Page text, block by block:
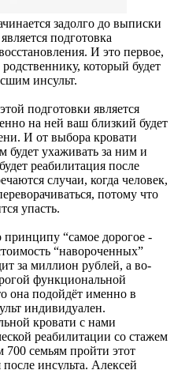
задолго до выписки
подготовка
И это первое,
который будет
инсульт.
подготовки является
на ней ваш близкий будет
И от выбора кровати
будет ухаживать за ним и
реабилитация после
случаи, когда человек,
потому что
упасть.
“самое дорогое -
“навороченных”
за миллион рублей, а во-
функциональной
она подойдёт именно в
индивидуален.
кровати с нами
реабилитации со стажем
700 семьям пройти этот
инсульта. Алексей